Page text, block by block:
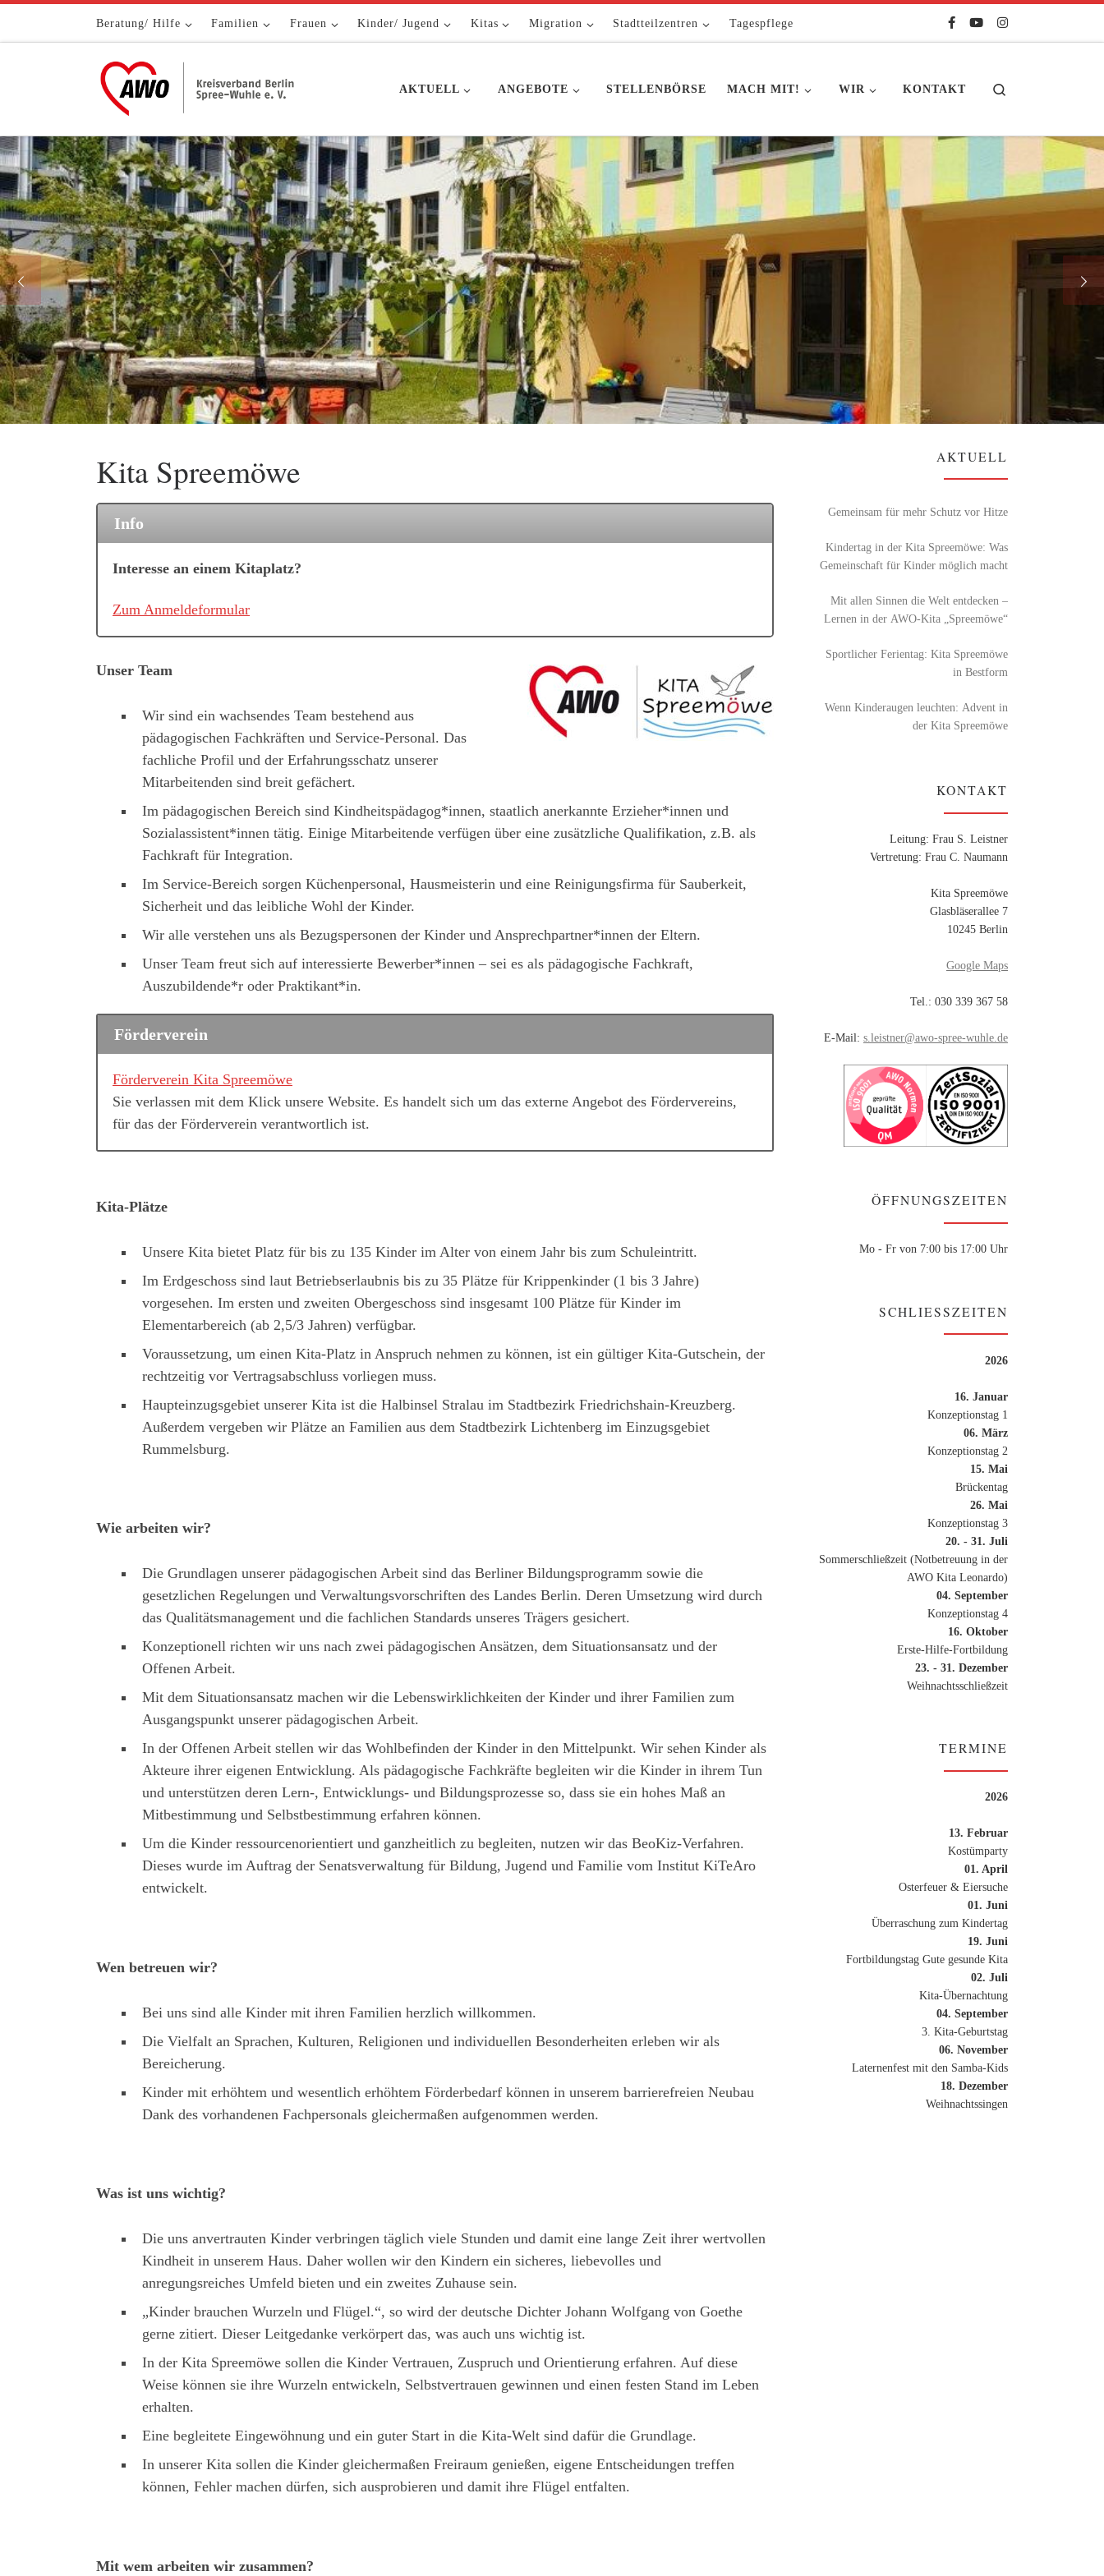
Zum Inhalt springenBeratung/ Hilfe Familien Frauen Kinder/ Jugend Kitas Migration Stadtteilzentren Tagespflege
AKTUELL ANGEBOTE STELLENBÖRSE MACH MIT! WIR KONTAKT
Kita Spreemöwe
Info
Interesse an einem Kitaplatz?
Zum Anmeldeformular
Unser Team
Wir sind ein wachsendes Team bestehend aus
pädagogischen Fachkräften und Service-Personal. Das
fachliche Profil und der Erfahrungsschatz unserer
Mitarbeitenden sind breit gefächert.
Im pädagogischen Bereich sind Kindheitspädagog*innen, staatlich anerkannte Erzieher*innen und
Sozialassistent*innen tätig. Einige Mitarbeitende verfügen über eine zusätzliche Qualifikation, z.B. als
Fachkraft für Integration.
Im Service-Bereich sorgen Küchenpersonal, Hausmeisterin und eine Reinigungsfirma für Sauberkeit,
Sicherheit und das leibliche Wohl der Kinder.
Wir alle verstehen uns als Bezugspersonen der Kinder und Ansprechpartner*innen der Eltern.
Unser Team freut sich auf interessierte Bewerber*innen – sei es als pädagogische Fachkraft,
Auszubildende*r oder Praktikant*in.
Förderverein
Förderverein Kita Spreemöwe
Sie verlassen mit dem Klick unsere Website. Es handelt sich um das externe Angebot des Fördervereins,
für das der Förderverein verantwortlich ist.
Kita-Plätze
Unsere Kita bietet Platz für bis zu 135 Kinder im Alter von einem Jahr bis zum Schuleintritt.
Im Erdgeschoss sind laut Betriebserlaubnis bis zu 35 Plätze für Krippenkinder (1 bis 3 Jahre)
vorgesehen. Im ersten und zweiten Obergeschoss sind insgesamt 100 Plätze für Kinder im
Elementarbereich (ab 2,5/3 Jahren) verfügbar.
Voraussetzung, um einen Kita-Platz in Anspruch nehmen zu können, ist ein gültiger Kita-Gutschein, der
rechtzeitig vor Vertragsabschluss vorliegen muss.
Haupteinzugsgebiet unserer Kita ist die Halbinsel Stralau im Stadtbezirk Friedrichshain-Kreuzberg.
Außerdem vergeben wir Plätze an Familien aus dem Stadtbezirk Lichtenberg im Einzugsgebiet
Rummelsburg.
Wie arbeiten wir?
Die Grundlagen unserer pädagogischen Arbeit sind das Berliner Bildungsprogramm sowie die
gesetzlichen Regelungen und Verwaltungsvorschriften des Landes Berlin. Deren Umsetzung wird durch
das Qualitätsmanagement und die fachlichen Standards unseres Trägers gesichert.
Konzeptionell richten wir uns nach zwei pädagogischen Ansätzen, dem Situationsansatz und der
Offenen Arbeit.
Mit dem Situationsansatz machen wir die Lebenswirklichkeiten der Kinder und ihrer Familien zum
Ausgangspunkt unserer pädagogischen Arbeit.
In der Offenen Arbeit stellen wir das Wohlbefinden der Kinder in den Mittelpunkt. Wir sehen Kinder als
Akteure ihrer eigenen Entwicklung. Als pädagogische Fachkräfte begleiten wir die Kinder in ihrem Tun
und unterstützen deren Lern-, Entwicklungs- und Bildungsprozesse so, dass sie ein hohes Maß an
Mitbestimmung und Selbstbestimmung erfahren können.
Um die Kinder ressourcenorientiert und ganzheitlich zu begleiten, nutzen wir das BeoKiz-Verfahren.
Dieses wurde im Auftrag der Senatsverwaltung für Bildung, Jugend und Familie vom Institut KiTeAro
entwickelt.
Wen betreuen wir?
Bei uns sind alle Kinder mit ihren Familien herzlich willkommen.
Die Vielfalt an Sprachen, Kulturen, Religionen und individuellen Besonderheiten erleben wir als
Bereicherung.
Kinder mit erhöhtem und wesentlich erhöhtem Förderbedarf können in unserem barrierefreien Neubau
Dank des vorhandenen Fachpersonals gleichermaßen aufgenommen werden.
Was ist uns wichtig?
Die uns anvertrauten Kinder verbringen täglich viele Stunden und damit eine lange Zeit ihrer wertvollen
Kindheit in unserem Haus. Daher wollen wir den Kindern ein sicheres, liebevolles und
anregungsreiches Umfeld bieten und ein zweites Zuhause sein.
„Kinder brauchen Wurzeln und Flügel.“, so wird der deutsche Dichter Johann Wolfgang von Goethe
gerne zitiert. Dieser Leitgedanke verkörpert das, was auch uns wichtig ist.
In der Kita Spreemöwe sollen die Kinder Vertrauen, Zuspruch und Orientierung erfahren. Auf diese
Weise können sie ihre Wurzeln entwickeln, Selbstvertrauen gewinnen und einen festen Stand im Leben
erhalten.
Eine begleitete Eingewöhnung und ein guter Start in die Kita-Welt sind dafür die Grundlage.
In unserer Kita sollen die Kinder gleichermaßen Freiraum genießen, eigene Entscheidungen treffen
können, Fehler machen dürfen, sich ausprobieren und damit ihre Flügel entfalten.
Mit wem arbeiten wir zusammen?
AKTUELL
Gemeinsam für mehr Schutz vor Hitze
Kindertag in der Kita Spreemöwe: Was
Gemeinschaft für Kinder möglich macht
Mit allen Sinnen die Welt entdecken –
Lernen in der AWO-Kita „Spreemöwe“
Sportlicher Ferientag: Kita Spreemöwe
in Bestform
Wenn Kinderaugen leuchten: Advent in
der Kita Spreemöwe
KONTAKT
Leitung: Frau S. Leistner
Vertretung: Frau C. Naumann
Kita Spreemöwe
Glasbläserallee 7
10245 Berlin
Google Maps
Tel.: 030 339 367 58
E-Mail: s.leistner@awo-spree-wuhle.de
ÖFFNUNGSZEITEN
Mo - Fr von 7:00 bis 17:00 Uhr
SCHLIESSZEITEN
2026
16. Januar
Konzeptionstag 1
06. März
Konzeptionstag 2
15. Mai
Brückentag
26. Mai
Konzeptionstag 3
20. - 31. Juli
Sommerschließzeit (Notbetreuung in der
AWO Kita Leonardo)
04. September
Konzeptionstag 4
16. Oktober
Erste-Hilfe-Fortbildung
23. - 31. Dezember
Weihnachtsschließzeit
TERMINE
2026
13. Februar
Kostümparty
01. April
Osterfeuer & Eiersuche
01. Juni
Überraschung zum Kindertag
19. Juni
Fortbildungstag Gute gesunde Kita
02. Juli
Kita-Übernachtung
04. September
3. Kita-Geburtstag
06. November
Laternenfest mit den Samba-Kids
18. Dezember
Weihnachtssingen